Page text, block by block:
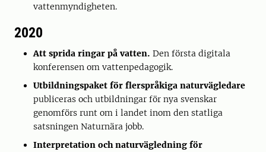
vattenmyndigheten.
2020
Att sprida ringar på vatten. Den första digitala
konferensen om vattenpedagogik.
Utbildningspaket för flerspråkiga naturvägledare
publiceras och utbildningar för nya svenskar
genomförs runt om i landet inom den statliga
satsningen Naturnära jobb.
Interpretation och naturvägledning för